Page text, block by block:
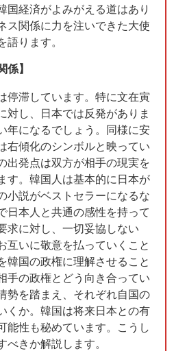
国経済がよみがえる道はあり
ス関係に力を注いできた大使
ります。
係】
停滞しています。特に文在寅
対し、日本では反発がありま
年になるでしょう。同様に安
右傾化のシンボルと映ってい
出発点は双方が相手の現実を
す。韓国人は基本的に日本が
小説がベストセラーになるな
日本人と共通の感性を持って
求に対し、一切妥協しない
互いに敬意を払っていくこと
韓国の政権に理解させること
手の政権とどう向き合ってい
勢を踏まえ、それぞれ自国の
くか。韓国は将来日本との有
能性も秘めています。こうし
きか解説します。